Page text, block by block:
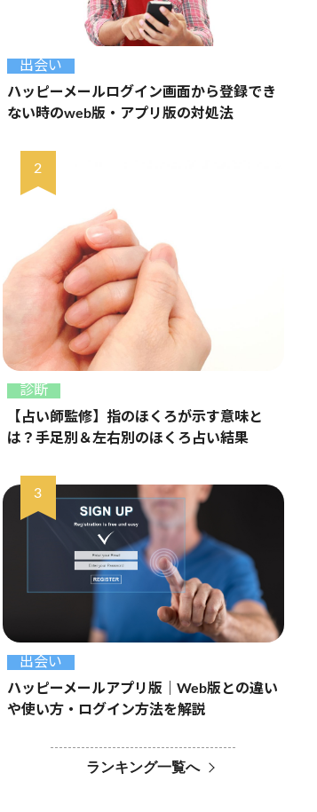
出会い
ハッピーメールログイン画面から登録でき
ない時のweb版・アプリ版の対処法
診断
【占い師監修】指のほくろが示す意味と
は？手足別＆左右別のほくろ占い結果
出会い
ハッピーメールアプリ版｜Web版との違い
や使い方・ログイン方法を解説
ランキング一覧へ